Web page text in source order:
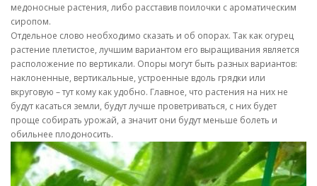
медоносные растения, либо расставив поилочки с ароматическим
сиропом.
Отдельное слово необходимо сказать и об опорах. Так как огурец
растение плетистое, лучшим вариантом его выращивания является
расположение по вертикали. Опоры могут быть разных вариантов:
наклоненные, вертикальные, устроенные вдоль грядки или
вкруговую – тут кому как удобно. Главное, что растения на них не
будут касаться земли, будут лучше проветриваться, с них будет
проще собирать урожай, а значит они будут меньше болеть и
обильнее плодоносить.